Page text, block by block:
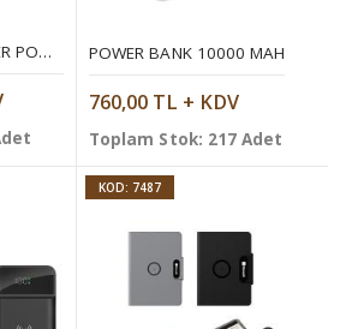
5000 MAH ORGANIZER POWERBANK (WIRELESS) POWER BANK 10000 MAH
760,00 TL + KDV
Toplam Stok: 217 Adet
KOD: 7487